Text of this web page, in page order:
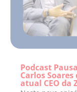
Podcast
Carlos
atual CEO da